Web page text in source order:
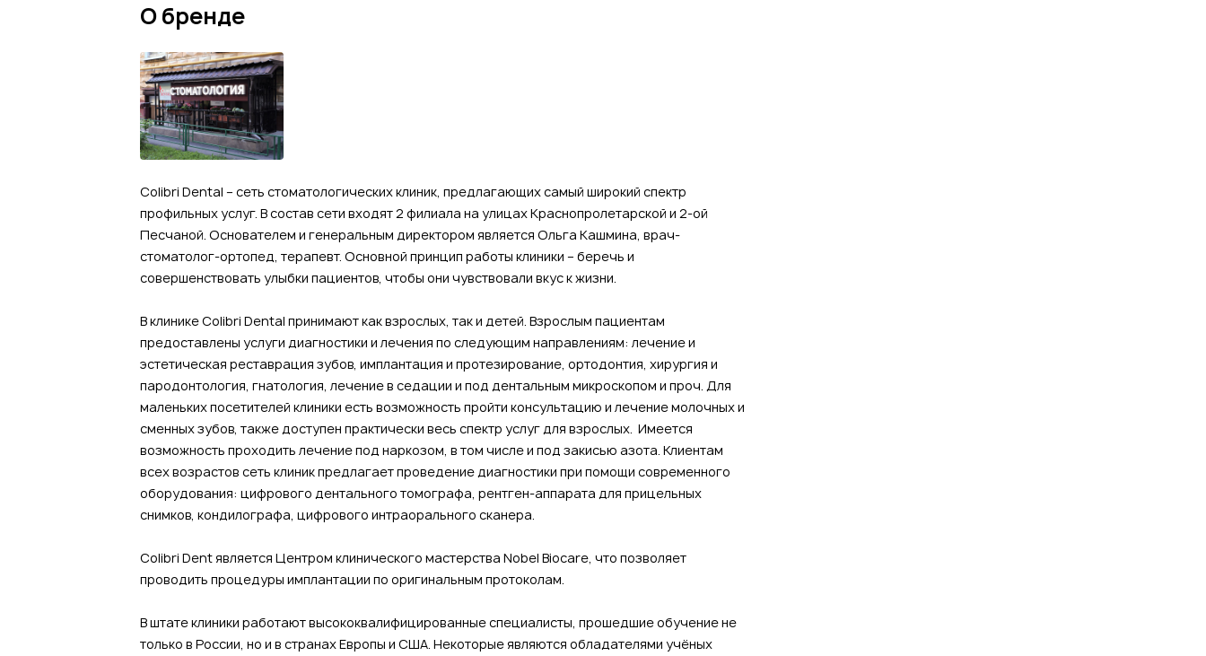
О бренде
Colibri Dental – сеть стоматологических клиник, предлагающих самый широкий спектр
профильных услуг. В состав сети входят 2 филиала на улицах Краснопролетарской и 2-ой
Песчаной. Основателем и генеральным директором является Ольга Кашмина, врач-
стоматолог-ортопед, терапевт. Основной принцип работы клиники – беречь и
совершенствовать улыбки пациентов, чтобы они чувствовали вкус к жизни.
В клинике Colibri Dental принимают как взрослых, так и детей. Взрослым пациентам
предоставлены услуги диагностики и лечения по следующим направлениям: лечение и
эстетическая реставрация зубов, имплантация и протезирование, ортодонтия, хирургия и
пародонтология, гнатология, лечение в седации и под дентальным микроскопом и проч. Для
маленьких посетителей клиники есть возможность пройти консультацию и лечение молочных и
сменных зубов, также доступен практически весь спектр услуг для взрослых. Имеется
возможность проходить лечение под наркозом, в том числе и под закисью азота. Клиентам
всех возрастов сеть клиник предлагает проведение диагностики при помощи современного
оборудования: цифрового дентального томографа, рентген-аппарата для прицельных
снимков, кондилографа, цифрового интраорального сканера.
Colibri Dent является Центром клинического мастерства Nobel Biocare, что позволяет
проводить процедуры имплантации по оригинальным протоколам.
В штате клиники работают высококвалифицированные специалисты, прошедшие обучение не
только в России, но и в странах Европы и США. Некоторые являются обладателями учёных